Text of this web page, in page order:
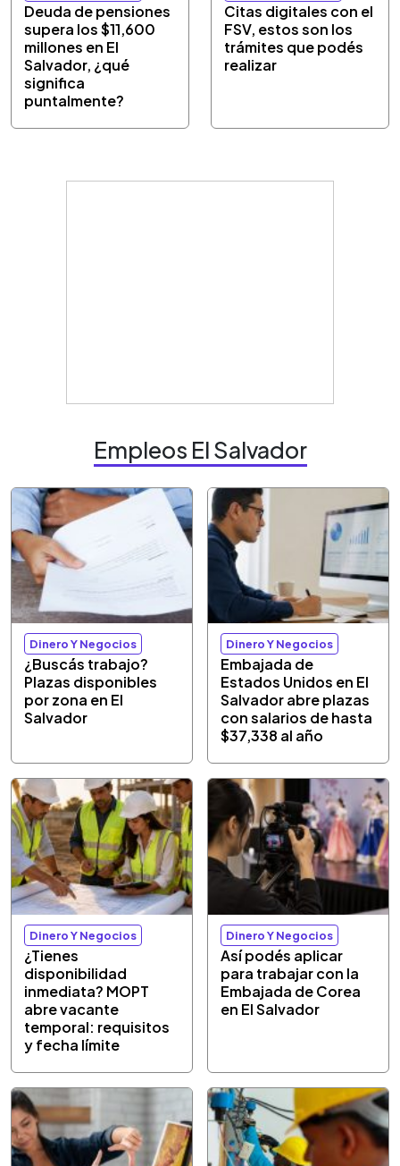
Deuda de pensiones
supera los $11,600
millones en El
Salvador, ¿qué
significa
puntalmente?
Citas digitales con el
FSV, estos son los
trámites que podés
realizar
Empleos El Salvador
Dinero Y Negocios
¿Buscás trabajo?
Plazas disponibles
por zona en El
Salvador
Dinero Y Negocios
Embajada de
Estados Unidos en El
Salvador abre plazas
con salarios de hasta
$37,338 al año
Dinero Y Negocios
¿Tienes
disponibilidad
inmediata? MOPT
abre vacante
temporal: requisitos
y fecha límite
Dinero Y Negocios
Así podés aplicar
para trabajar con la
Embajada de Corea
en El Salvador